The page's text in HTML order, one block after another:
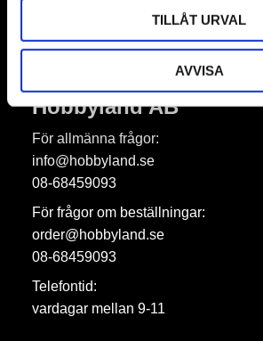
TILLÅT URVAL
AVVISA
Dina personuppgifter behandlas i enlighet med vår
Hobbyland AB
För allmänna frågor:
info@hobbyland.se
08-68459093
För frågor om beställningar:
order@hobbyland.se
08-68459093
Telefontid:
vardagar mellan 9-11